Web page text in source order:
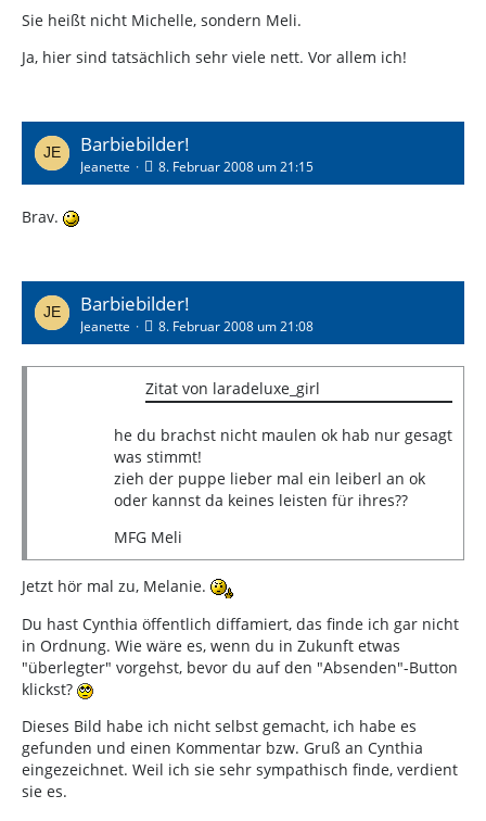
Sie heißt nicht Michelle, sondern Meli.
Ja, hier sind tatsächlich sehr viele nett. Vor allem ich!
Barbiebilder!
Jeanette 8. Februar 2008 um 21:15
Brav.
Barbiebilder!
Jeanette 8. Februar 2008 um 21:08
Zitat von laradeluxe_girl
he du brachst nicht maulen ok hab nur gesagt
was stimmt!
zieh der puppe lieber mal ein leiberl an ok
oder kannst da keines leisten für ihres??
MFG Meli
Jetzt hör mal zu, Melanie.
Du hast Cynthia öffentlich diffamiert, das finde ich gar nicht
in Ordnung. Wie wäre es, wenn du in Zukunft etwas
"überlegter" vorgehst, bevor du auf den "Absenden"-Button
klickst?
Dieses Bild habe ich nicht selbst gemacht, ich habe es
gefunden und einen Kommentar bzw. Gruß an Cynthia
eingezeichnet. Weil ich sie sehr sympathisch finde, verdient
sie es.